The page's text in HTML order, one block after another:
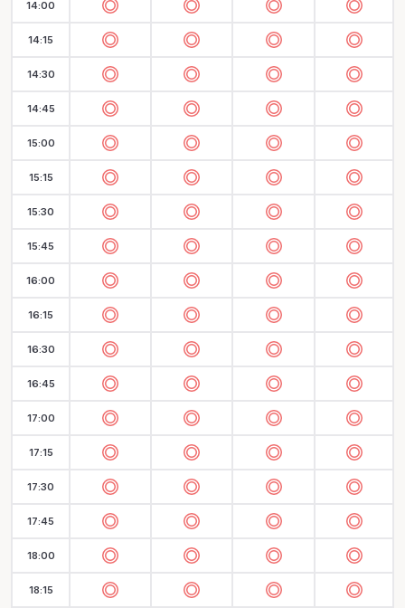
14:00
14:15
14:30
14:45
15:00
15:15
15:30
15:45
16:00
16:15
16:30
16:45
17:00
17:15
17:30
17:45
18:00
18:15